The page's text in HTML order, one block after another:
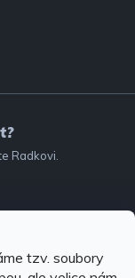
tzv. soubory
Radkovi.